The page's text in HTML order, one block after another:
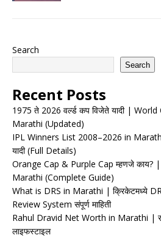
Search
Search
Recent Posts
1975 ते 2026 वर्ल्ड कप विजेते यादी |
Marathi (Updated)
IPL Winners List 2008–2026 in
यादी (Full Details)
Orange Cap & Purple Cap म्हणजे काय?
Marathi (Complete Guide)
What is DRS in Marathi | क्रिकेटमध्ये
Review System संपूर्ण माहिती
Rahul Dravid Net Worth in Marathi |
लाइफस्टाइल